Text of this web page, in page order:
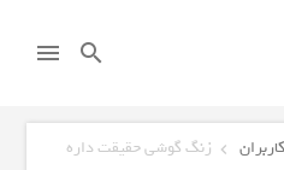
search
menu
زنگ گوشی حقیقت داره